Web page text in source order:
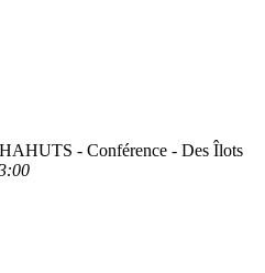
- Conférence - Des Îlots